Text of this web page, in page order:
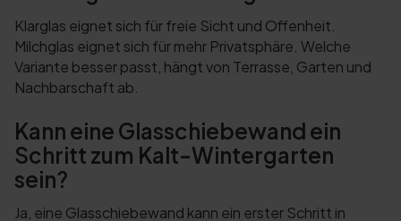
Klarglas eignet sich für freie Sicht und Offenheit.
Milchglas eignet sich für mehr Privatsphäre. Welche
Variante besser passt, hängt von Terrasse, Garten und
Nachbarschaft ab.
Kann eine Glasschiebewand ein
Schritt zum Kalt-Wintergarten
sein?
Ja, eine Glasschiebewand kann ein erster Schritt in